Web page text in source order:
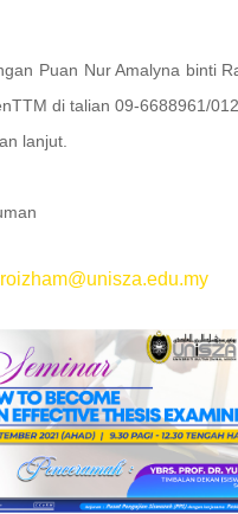
Puan Nur Amalyna binti
di talian 09-6688961/
lanjut.